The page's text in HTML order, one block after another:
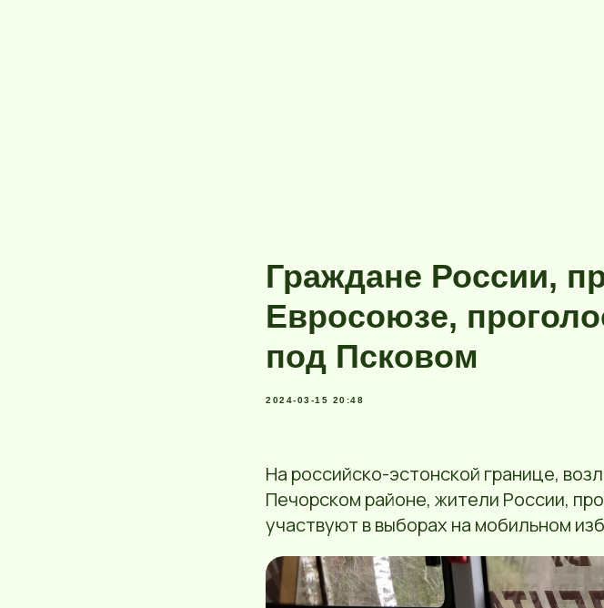
Граждане России,
Евросоюзе,
под Псковом
2024-03-15 20:48
На российско-эстонской границе,
Печорском районе, жители России,
участвуют в выборах на мобильном